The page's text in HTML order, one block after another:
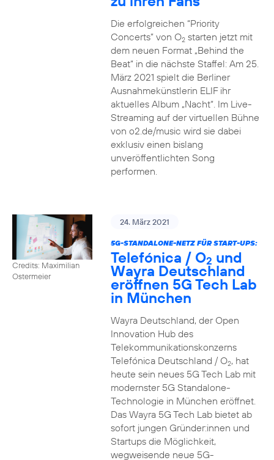
Die erfolgreichen “Priority
Concerts” von O2starten jetzt mit
dem neuen Format „Behind the
Beat“ in die nächste Staffel: Am 25.
März 2021 spielt die Berliner
Ausnahmekünstlerin ELIF ihr
aktuelles Album „Nacht“. Im Live-
Streaming auf der virtuellen Bühne
von o2.de/music wird sie dabei
exklusiv einen bislang
unveröffentlichten Song
performen.
Credits: Maximilian
Ostermeier
24. März 2021
5G-STANDALONE-NETZ FÜR START-UPS:
Telefónica / O2 und
Wayra Deutschland
eröffnen 5G Tech Lab
in München
Wayra Deutschland, der Open
Innovation Hub des
Telekommunikationskonzerns
Telefónica Deutschland / O2, hat
heute sein neues 5G Tech Lab mit
modernster 5G Standalone-
Technologie in München eröffnet.
Das Wayra 5G Tech Lab bietet ab
sofort jungen Gründer:innen und
Startups die Möglichkeit,
wegweisende neue 5G-